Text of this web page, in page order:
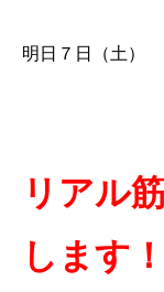
明日７日（土）
リアル
します！